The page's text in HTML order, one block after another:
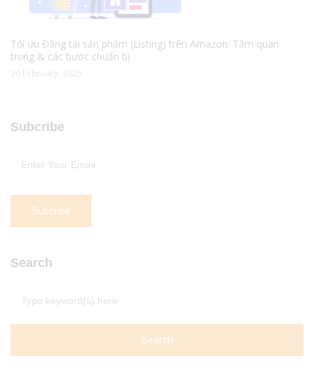
Tối ưu Đăng tải sản phẩm (Listing) trên Amazon: Tầm quan
trọng & các bước chuẩn bị
26 February, 2025
Subcribe
Search